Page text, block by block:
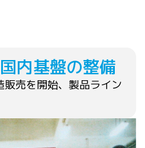
国内基盤の整備
売を開始、製品ライン